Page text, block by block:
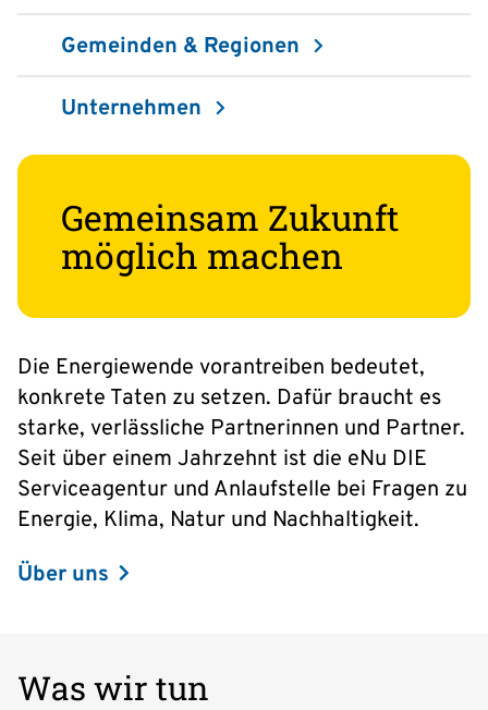
Gemeinden & Regionen
Unternehmen
Gemeinsam Zukunft
möglich machen
Die Energiewende vorantreiben bedeutet,
konkrete Taten zu setzen. Dafür braucht es
starke, verlässliche Partnerinnen und Partner.
Seit über einem Jahrzehnt ist die eNu DIE
Serviceagentur und Anlaufstelle bei Fragen zu
Energie, Klima, Natur und Nachhaltigkeit.
Über uns
Was wir tun